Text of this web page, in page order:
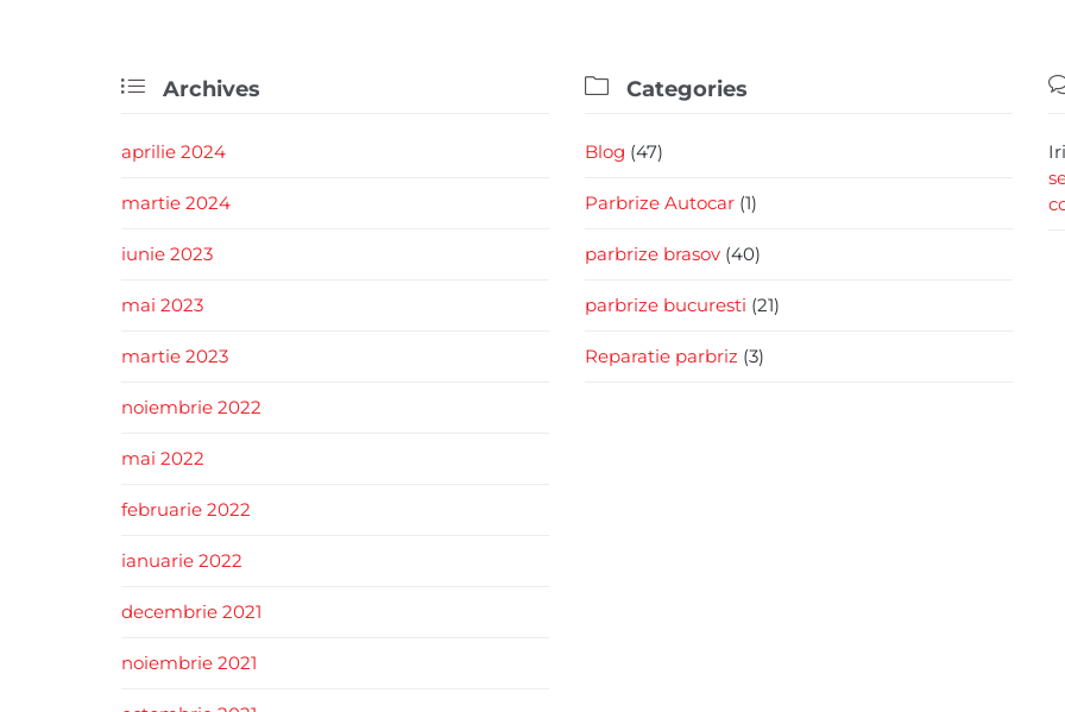
 Archives
aprilie 2024
martie 2024
iunie 2023
mai 2023
martie 2023
noiembrie 2022
mai 2022
februarie 2022
ianuarie 2022
decembrie 2021
noiembrie 2021
 Categories
Blog (47)
Parbrize Autocar (1)
parbrize brasov (40)
parbrize bucuresti (21)
Reparatie parbriz (3)